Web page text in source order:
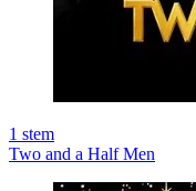
1 stem
Two and a Half Men